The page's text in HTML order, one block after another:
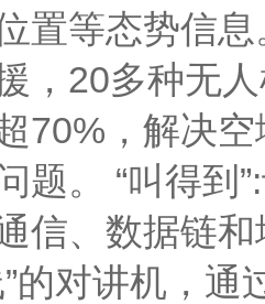
置等态势信
，20多种无
70%，解决
题。 “叫得到
信、数据链
”的对讲机，